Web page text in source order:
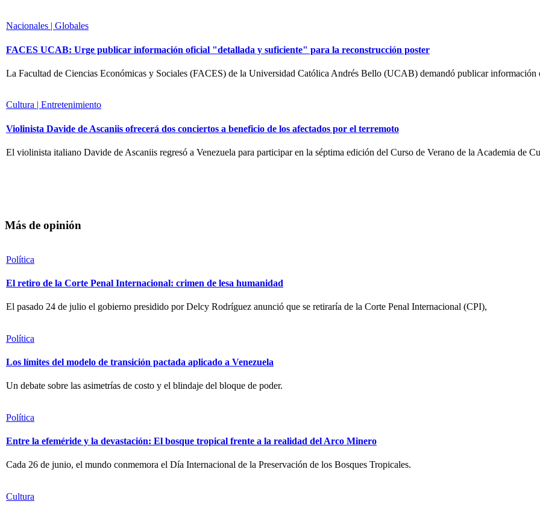
Nacionales | Globales
FACES UCAB: Urge publicar información oficial "detallada y suficiente" para la reconstrucción poster
La Facultad de Ciencias Económicas y Sociales (FACES) de la Universidad Católica Andrés Bello (UCAB) demandó publicar información
Cultura | Entretenimiento
Violinista Davide de Ascaniis ofrecerá dos conciertos a beneficio de los afectados por el terremoto
El violinista italiano Davide de Ascaniis regresó a Venezuela para participar en la séptima edición del Curso de Verano de la Academia de
Más de opinión
Política
El retiro de la Corte Penal Internacional: crimen de lesa humanidad
El pasado 24 de julio el gobierno presidido por Delcy Rodríguez anunció que se retiraría de la Corte Penal Internacional (CPI),
Política
Los límites del modelo de transición pactada aplicado a Venezuela
Un debate sobre las asimetrías de costo y el blindaje del bloque de poder.
Política
Entre la efeméride y la devastación: El bosque tropical frente a la realidad del Arco Minero
Cada 26 de junio, el mundo conmemora el Día Internacional de la Preservación de los Bosques Tropicales.
Cultura